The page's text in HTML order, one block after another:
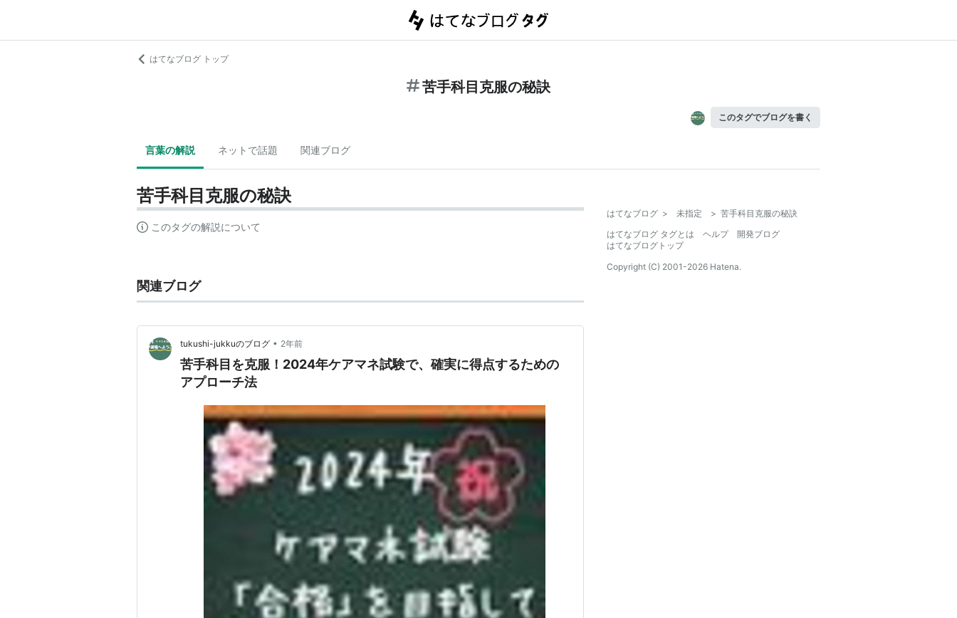
はてなブログ トップ
苦手科目克服の秘訣
このタグでブログを書く
言葉の解説 ネットで話題 関連ブログ
苦手科目克服の秘訣
このタグの解説について
関連ブログ
tukushi-jukkuのブログ • 2年前
苦手科目を克服！2024年ケアマネ試験で、確実に得点するための
アプローチ法
はてなブログ > 未指定 > 苦手科目克服の秘訣
はてなブログ タグとは
ヘルプ
開発ブログ
はてなブログトップ
Copyright (C) 2001-2026 Hatena.